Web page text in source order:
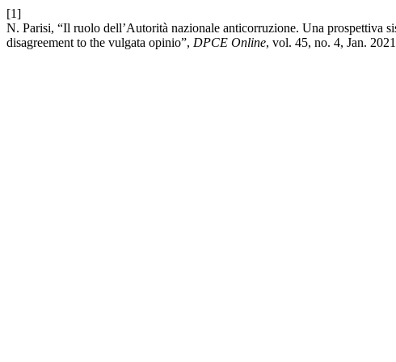
[1]
N. Parisi, “Il ruolo dell’Autorità nazionale anticorruzione. Una prospettiva
disagreement to the vulgata opinio”, DPCE Online, vol. 45, no. 4, Jan.